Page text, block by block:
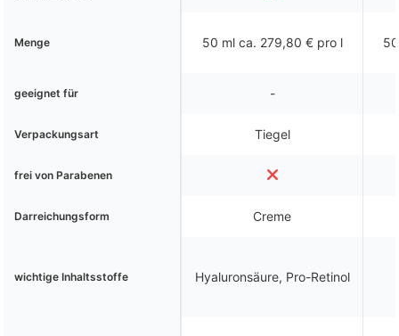
Menge 50 ml ca. 279,80 € pro l
geeignet für -
Verpackungsart Tiegel
frei von Parabenen
Darreichungsform Creme
wichtige Inhaltsstoffe Hyaluronsäure, Pro-Retinol